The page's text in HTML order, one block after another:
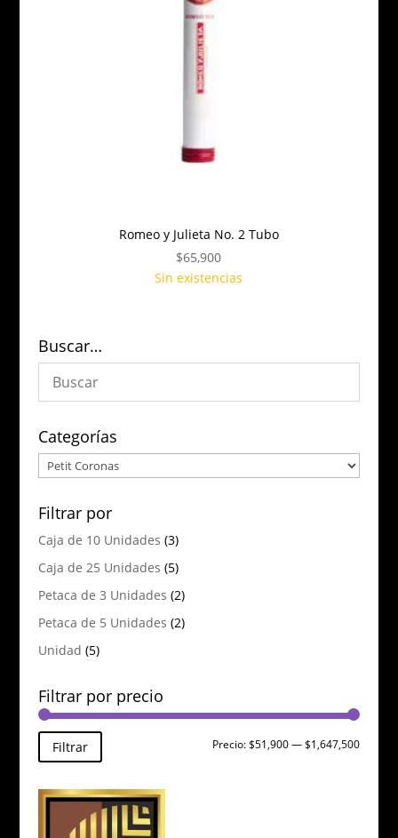
Romeo y Julieta No. 2 Tubo
$65,900
Sin existencias
Buscar…
Categorías
Filtrar por
Caja de 10 Unidades (3)
Caja de 25 Unidades (5)
Petaca de 3 Unidades (2)
Petaca de 5 Unidades (2)
Unidad (5)
Filtrar por precio
Precio
Precio
Filtrar Precio:$51,900—$1,647,500